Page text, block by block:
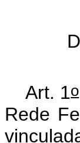
Art. 1o
Rede